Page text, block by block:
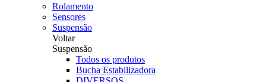
Rolamento
Sensores
Suspensão
Voltar
Suspensão
Todos os produtos
Bucha Estabilizadora